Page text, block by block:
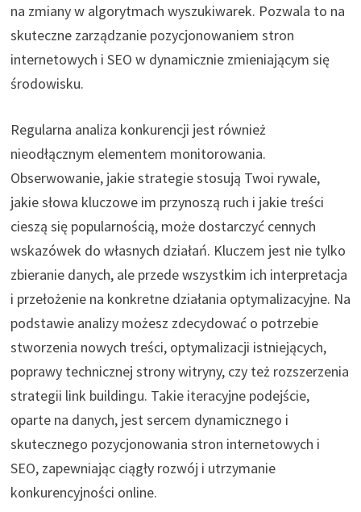
na zmiany w algorytmach wyszukiwarek. Pozwala to na
skuteczne zarządzanie pozycjonowaniem stron
internetowych i SEO w dynamicznie zmieniającym się
środowisku.
Regularna analiza konkurencji jest również
nieodłącznym elementem monitorowania.
Obserwowanie, jakie strategie stosują Twoi rywale,
jakie słowa kluczowe im przynoszą ruch i jakie treści
cieszą się popularnością, może dostarczyć cennych
wskazówek do własnych działań. Kluczem jest nie tylko
zbieranie danych, ale przede wszystkim ich interpretacja
i przełożenie na konkretne działania optymalizacyjne. Na
podstawie analizy możesz zdecydować o potrzebie
stworzenia nowych treści, optymalizacji istniejących,
poprawy technicznej strony witryny, czy też rozszerzenia
strategii link buildingu. Takie iteracyjne podejście,
oparte na danych, jest sercem dynamicznego i
skutecznego pozycjonowania stron internetowych i
SEO, zapewniając ciągły rozwój i utrzymanie
konkurencyjności online.